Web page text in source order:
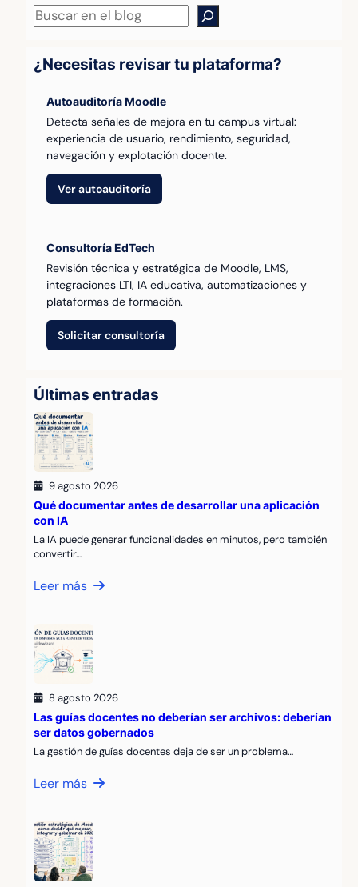
Buscar
¿Necesitas revisar tu plataforma?
Autoauditoría Moodle
Detecta señales de mejora en tu campus virtual:
experiencia de usuario, rendimiento, seguridad,
navegación y explotación docente.
Ver autoauditoría
Consultoría EdTech
Revisión técnica y estratégica de Moodle, LMS,
integraciones LTI, IA educativa, automatizaciones y
plataformas de formación.
Solicitar consultoría
Últimas entradas
9 agosto 2026
Qué documentar antes de desarrollar una aplicación
con IA
La IA puede generar funcionalidades en minutos, pero también
convertir…
Leer más
8 agosto 2026
Las guías docentes no deberían ser archivos: deberían
ser datos gobernados
La gestión de guías docentes deja de ser un problema…
Leer más